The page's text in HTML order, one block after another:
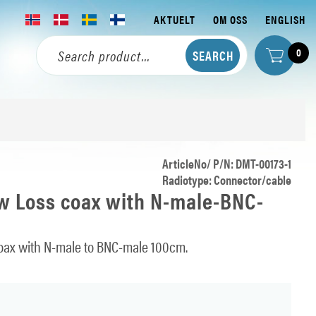
AKTUELT OM OSS ENGLISH
0
ArticleNo/ P/N: DMT-00173-1
Radiotype: Connector/cable
Loss coax with N-male-BNC-
with N-male to BNC-male 100cm.